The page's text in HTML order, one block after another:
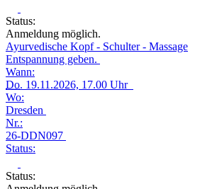
Status:
Anmeldung möglich.
Ayurvedische Kopf - Schulter - Massage
Entspannung geben.
Wann:
Do. 19.11.2026, 17.00 Uhr
Wo:
Dresden
Nr.:
26-DDN097
Status:
Status: